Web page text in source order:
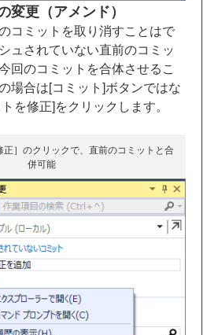
変更（アメンド）
コミットを取り消すことはで
ュされていない直前のコミッ
回のコミットを合体させるこ
場合は[コミット]ボタンではな
を修正]をクリックします。
正］のクリックで、直前のコミットと合
併可能